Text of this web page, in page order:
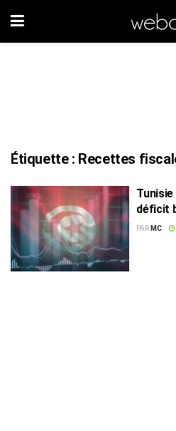
Étiquette : Recettes
Tunisie
déficit
de
PAR MC